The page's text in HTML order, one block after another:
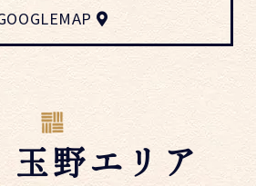
玉野エリア